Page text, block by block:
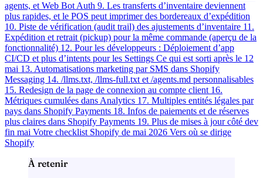
agents, et Web Bot Auth 9. Les transferts d’inventaire deviennent
plus rapides, et le POS peut imprimer des bordereaux d’expédition
10. Piste de vérification (audit trail) des ajustements d’inventaire 11.
Expédition et retrait (pickup) pour la même commande (aperçu de la
fonctionnalité) 12. Pour les développeurs : Déploiement d’app
CI/CD et plus d’intents pour les Settings Ce qui est sorti après le 12
mai 13. Automatisations marketing par SMS dans Shopify
Messaging 14. /llms.txt, /llms-full.txt et /agents.md personnalisables
15. Redesign de la page de connexion au compte client 16.
Métriques cumulées dans Analytics 17. Multiples entités légales par
pays dans Shopify Payments 18. Infos de paiements et de réserves
plus claires dans Shopify Payments 19. Plus de mises à jour côté dev
fin mai Votre checklist Shopify de mai 2026 Vers où se dirige
Shopify
À retenir